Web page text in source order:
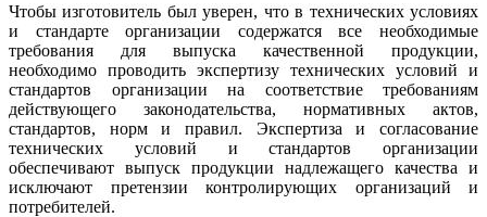
Чтобы изготовитель был уверен, что в технических условиях
и стандарте организации содержатся все необходимые
требования для выпуска качественной продукции,
необходимо проводить экспертизу технических условий и
стандартов организации на соответствие требованиям
действующего законодательства, нормативных актов,
стандартов, норм и правил. Экспертиза и согласование
технических условий и стандартов организации
обеспечивают выпуск продукции надлежащего качества и
исключают претензии контролирующих организаций и
потребителей.